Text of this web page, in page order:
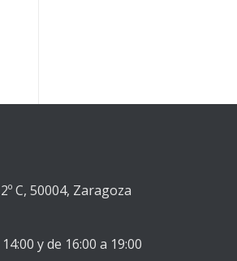
C, 50004, Zaragoza
y de 16:00 a 19:00